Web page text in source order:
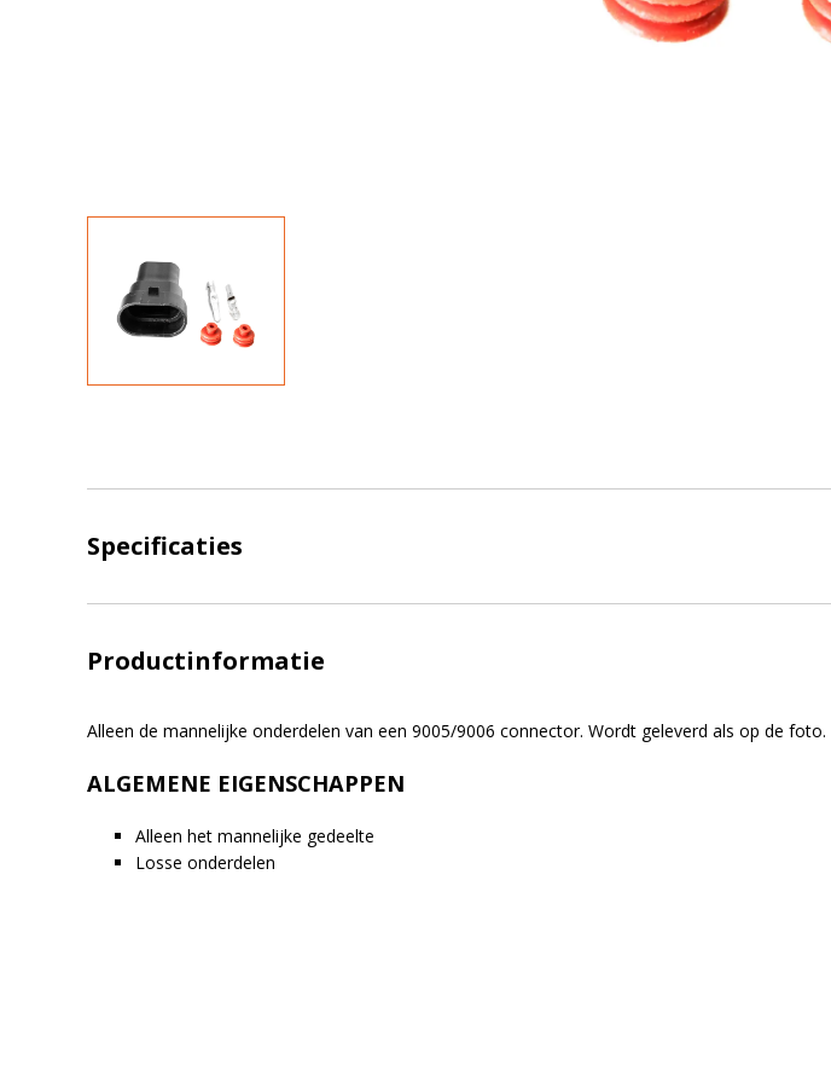
Specificaties
Productinformatie
Alleen de mannelijke onderdelen van een 9005/9006 connector. Wordt geleverd als op de foto.
ALGEMENE EIGENSCHAPPEN
Alleen het mannelijke gedeelte
Losse onderdelen